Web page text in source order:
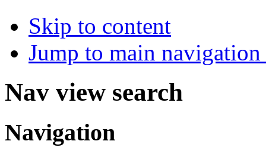
Skip to content
Jump to main
Nav view search
Navigation